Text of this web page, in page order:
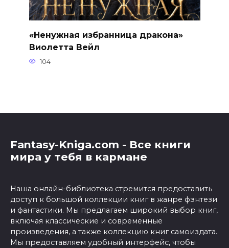
«Ненужная избранница дракона»
Виолетта Вейл
104
Fantasy-Kniga.com - Все книги
мира у тебя в кармане
Наша онлайн-библиотека стремится предоставить
доступ к большой коллекции книг в жанре фэнтези
и фантастики. Мы предлагаем широкий выбор книг,
включая классические и современные
произведения, а также коллекцию книг самоиздата.
Мы предоставляем удобный интерфейс, чтобы